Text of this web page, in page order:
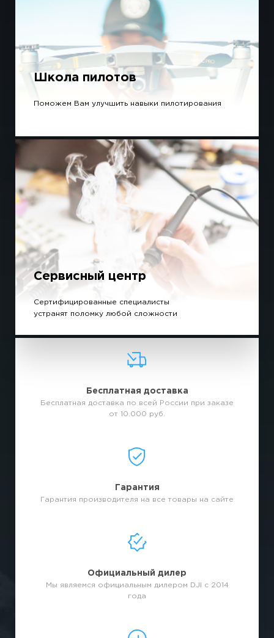
Школа пилотов
Поможем Вам улучшить навыки пилотирования
Сервисный центр
Сертифицированные специалисты
устранят поломку любой сложности
Бесплатная доставка
Бесплатная доставка по всей России при заказе
от 10.000 руб.
Гарантия
Гарантия производителя на все товары на сайте
Официальный дилер
Мы являемся официальным дилером DJI с 2014
года